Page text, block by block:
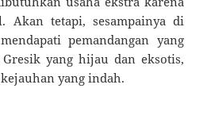
Akan tetapi, sesampainya di
pemandangan yang
yang hijau dan eksotis,
yang indah.